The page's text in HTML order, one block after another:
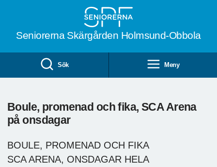
Seniorerna Skärgården Holmsund-Obbola
Sök Meny
Boule, promenad och fika, SCA Arena
på onsdagar
BOULE, PROMENAD OCH FIKA
SCA ARENA, ONSDAGAR HELA